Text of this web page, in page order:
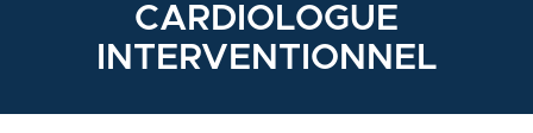
CARDIOLOGUE
INTERVENTIONNEL